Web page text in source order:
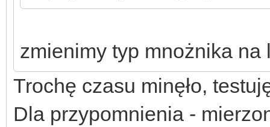
zmienimy typ mnożnika na
Trochę czasu minęło,
Dla przypomnienia -